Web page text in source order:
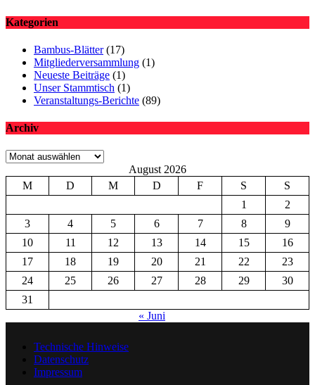
Kategorien
Bambus-Blätter(17)
Mitgliederversammlung (1)
Neueste Beiträge (1)
Unser Stammtisch (1)
Veranstaltungs-Berichte (89)
Archiv
Archiv
August 2026
M
D M D F S
S
1
2
3
4 5 6 7 8
9
10
11 12 13 14 15
16
17
18 19 20 21 22
23
24
25 26 27 28 29
30
31
« Juni
Technische Hinweise
Datenschutz
Impressum